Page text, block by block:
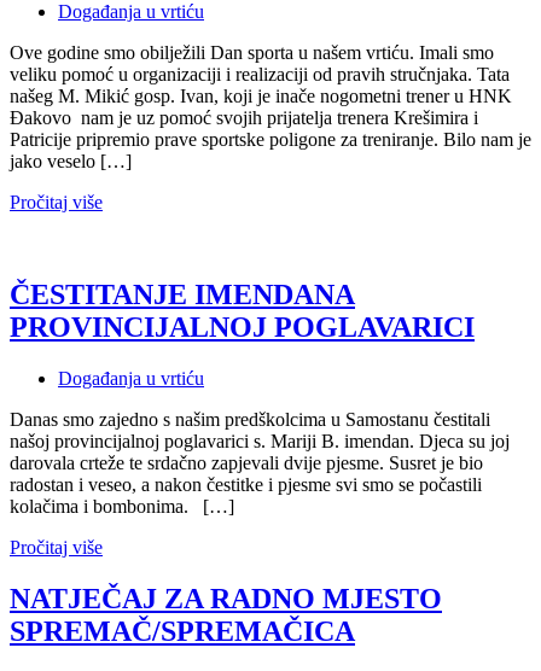
Događanja u vrtiću
Ove godine smo obilježili Dan sporta u našem vrtiću. Imali smo
veliku pomoć u organizaciji i realizaciji od pravih stručnjaka. Tata
našeg M. Mikić gosp. Ivan, koji je inače nogometni trener u HNK
Đakovo nam je uz pomoć svojih prijatelja trenera Krešimira i
Patricije pripremio prave sportske poligone za treniranje. Bilo nam je
jako veselo […]
Pročitaj više
ČESTITANJE IMENDANA
PROVINCIJALNOJ POGLAVARICI
Događanja u vrtiću
Danas smo zajedno s našim predškolcima u Samostanu čestitali
našoj provincijalnoj poglavarici s. Mariji B. imendan. Djeca su joj
darovala crteže te srdačno zapjevali dvije pjesme. Susret je bio
radostan i veseo, a nakon čestitke i pjesme svi smo se počastili
kolačima i bombonima. […]
Pročitaj više
NATJEČAJ ZA RADNO MJESTO
SPREMAČ/SPREMAČICA